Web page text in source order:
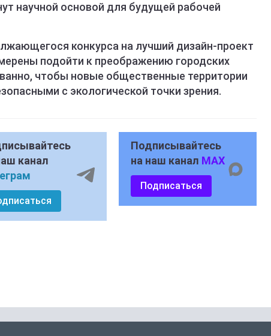
научной основой для будущей рабочей
конкурса на лучший дизайн-проект
подойти к преображению городских
чтобы новые общественные территории
с экологической точки зрения.
канал
Подписывайтесь
на наш канал MAX
Подписаться